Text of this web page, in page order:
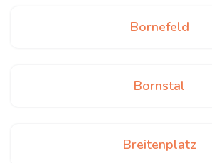
Bornefeld
Bornstal
Breitenplatz